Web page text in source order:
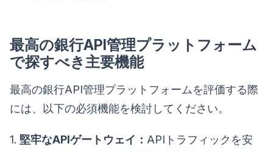
最高の銀行API管理プラットフォーム
で探すべき主要機能
最高の銀行API管理プラットフォームを評価する際
には、以下の必須機能を検討してください。
1. 堅牢なAPIゲートウェイ： APIトラフィックを安